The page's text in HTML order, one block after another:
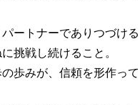
ートナーでありつづける
挑戦し続けること。
歩みが、信頼を形作って